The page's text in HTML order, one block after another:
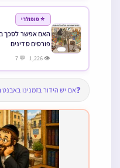
⭐ פופולרי
האם אפשר לסכך
פורסים סדינים
👁 1,226 💬 7
❓אם יש הידור בזמנינו